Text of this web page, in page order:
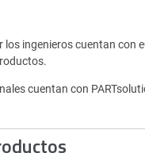
ingenieros cuentan con
cuentan con